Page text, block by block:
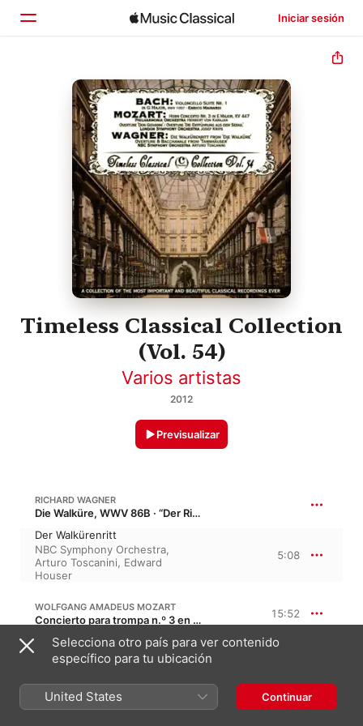
Iniciar sesión
Inicio
Explorar
Buscar
Timeless Classical Collection
(Vol. 54)
Varios artistas
2012
Previsualizar
RICHARD WAGNER
Die Walküre, WWV 86B · “Der Ring des Nibelungen”
Der Walkürenritt
NBC Symphony Orchestra,
Arturo Toscanini, Edward
Houser
5:08
WOLFGANG AMADEUS MOZART
Concierto para trompa n.º 3 en mi bemol mayor, K. 447, KV 447 15:52
I. Allegro
Philharmonia Orchestra,Herbert
II. Romance - larghetto
Philharmonia Orchestra
4:59
Selecciona otro país para ver contenido
específico para tu ubicación
United States Continuar